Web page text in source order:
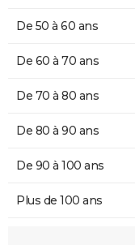
De 50 à 60 ans
De 60 à 70 ans
De 70 à 80 ans
De 80 à 90 ans
De 90 à 100 ans
Plus de 100 ans